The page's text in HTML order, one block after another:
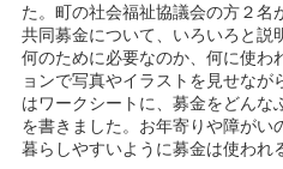
た。町の社会福祉協議会の方２名
共同募金について、いろいろと説
何のために必要なのか、何に使わ
ョンで写真やイラストを見せなが
はワークシートに、募金をどんな
を書きました。お年寄りや障がい
暮らしやすいように募金は使われ